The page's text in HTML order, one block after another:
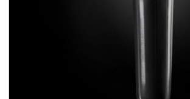
ΑΝΌΡΘΩΣΗ ΈΣΩ
ΒΡΑΧΙΟΝΟΠΛΑΣΤΙΚΉ
ΠΛΑΣΤΙΚΉ